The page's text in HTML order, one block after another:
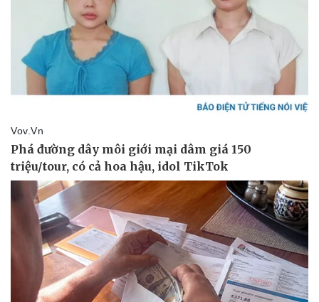
Lịch thi đấu bóng đá
Thế giới thể thao
eSports
Hậu trường
Xe máy
Tư vấn